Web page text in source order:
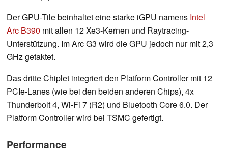
Der GPU-Tile beinhaltet eine starke iGPU namens Intel
Arc B390 mit allen 12 Xe3-Kernen und Raytracing-
Unterstützung. Im Arc G3 wird die GPU jedoch nur mit 2,3
GHz getaktet.
Das dritte Chiplet integriert den Platform Controller mit 12
PCIe-Lanes (wie bei den beiden anderen Chips), 4x
Thunderbolt 4, Wi-Fi 7 (R2) und Bluetooth Core 6.0. Der
Platform Controller wird bei TSMC gefertigt.
Performance